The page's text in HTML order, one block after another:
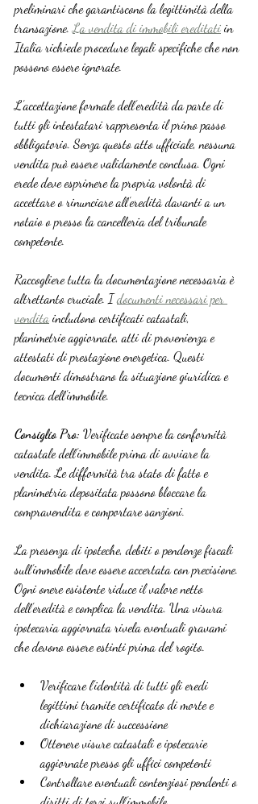
preliminari che garantiscono la legittimità della
transazione. La vendita di immobili ereditati in
Italia richiede procedure legali specifiche che non
possono essere ignorate.
L’accettazione formale dell’eredità da parte di
tutti gli intestatari rappresenta il primo passo
obbligatorio. Senza questo atto ufficiale, nessuna
vendita può essere validamente conclusa. Ogni
erede deve esprimere la propria volontà di
accettare o rinunciare all’eredità davanti a un
notaio o presso la cancelleria del tribunale
competente.
Raccogliere tutta la documentazione necessaria è
altrettanto cruciale. I documenti necessari per
vendita includono certificati catastali,
planimetrie aggiornate, atti di provenienza e
attestati di prestazione energetica. Questi
documenti dimostrano la situazione giuridica e
tecnica dell’immobile.
Consiglio Pro: Verificate sempre la conformità
catastale dell’immobile prima di avviare la
vendita. Le difformità tra stato di fatto e
planimetria depositata possono bloccare la
compravendita e comportare sanzioni.
La presenza di ipoteche, debiti o pendenze fiscali
sull’immobile deve essere accertata con precisione.
Ogni onere esistente riduce il valore netto
dell’eredità e complica la vendita. Una visura
ipotecaria aggiornata rivela eventuali gravami
che devono essere estinti prima del rogito.
Verificare l’identità di tutti gli eredi
legittimi tramite certificato di morte e
dichiarazione di successione
Ottenere visure catastali e ipotecarie
aggiornate presso gli uffici competenti
Controllare eventuali contenziosi pendenti o